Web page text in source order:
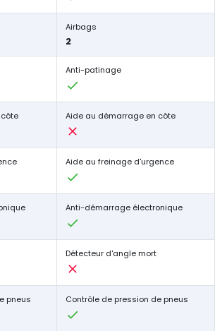
Airbags
2
Anti-patinage
Aide au démarrage en côte
Aide au freinage d'urgence
Anti-démarrage électronique
Détecteur d'angle mort
pneus Contrôle de pression de pneus